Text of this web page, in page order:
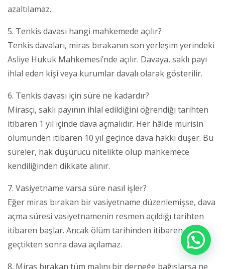
azaltılamaz.
5. Tenkis davası hangi mahkemede açılır?
Tenkis davaları, miras bırakanın son yerleşim yerindeki
Asliye Hukuk Mahkemesi’nde açılır. Davaya, saklı payı
ihlal eden kişi veya kurumlar davalı olarak gösterilir.
6. Tenkis davası için süre ne kadardır?
Mirasçı, saklı payının ihlal edildiğini öğrendiği tarihten
itibaren 1 yıl içinde dava açmalıdır. Her hâlde murisin
ölümünden itibaren 10 yıl geçince dava hakkı düşer. Bu
süreler, hak düşürücü nitelikte olup mahkemece
kendiliğinden dikkate alınır.
7. Vasiyetname varsa süre nasıl işler?
Eğer miras bırakan bir vasiyetname düzenlemişse, dava
açma süresi vasiyetnamenin resmen açıldığı tarihten
itibaren başlar. Ancak ölüm tarihinden itibaren 10 yıl
geçtikten sonra dava açılamaz.
8. Miras bırakan tüm malını bir derneğe bağışlarsa ne